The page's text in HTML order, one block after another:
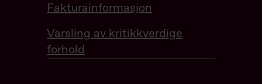
Fakturainformasjon
Varsling av kritikkverdige
forhold